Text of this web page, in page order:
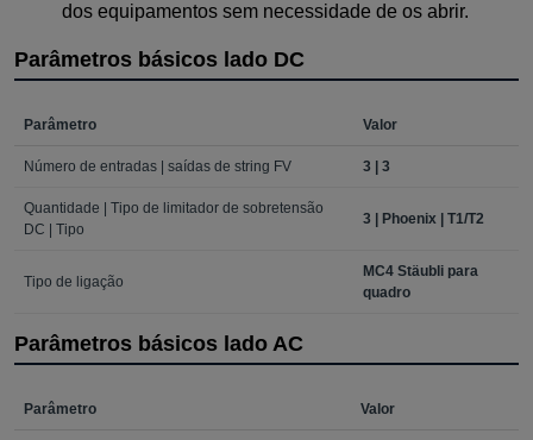
dos equipamentos sem necessidade de os abrir.
Parâmetros básicos lado DC
Parâmetro Valor
Número de entradas | saídas de string FV 3 | 3
Quantidade | Tipo de limitador de sobretensão
DC | Tipo
3 | Phoenix | T1/T2
Tipo de ligação
MC4 Stäubli para
quadro
Parâmetros básicos lado AC
Parâmetro Valor